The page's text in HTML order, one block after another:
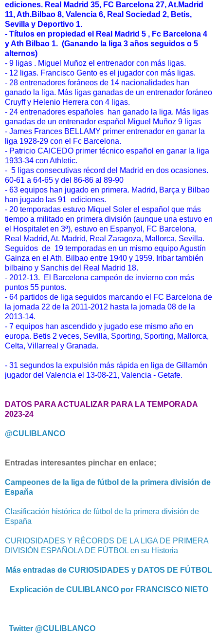
ediciones. Real Madrid 35, FC Barcelona 27, At.Madrid
11, Ath.Bilbao 8, Valencia 6, Real Sociedad 2, Betis,
Sevilla y Deportivo 1.
- Títulos en propiedad el Real Madrid 5 , Fc Barcelona 4
y Ath Bilbao 1. (Ganando la liga 3 años seguidos o 5
alternos)
- 9 ligas . Miguel Muñoz el entrenador con más ligas.
- 12 ligas. Francisco Gento es el jugador con más ligas.
- 28 entrenadores foráneos de 14 nacionalidades han
ganado la liga. Más ligas ganadas de un entrenador foráneo
Cruyff y Helenio Herrera con 4 ligas.
- 24 entrenadores españoles han ganado la liga. Más ligas
ganadas de un entrenador español Miguel Muñoz 9 ligas
- James Frances BELLAMY primer entrenador en ganar la
liga 1928-29 con el Fc Barcelona.
- Patricio CAICEDO primer técnico español en ganar la liga
1933-34 con Athletic.
- 5 ligas consecutivas récord del Madrid en dos ocasiones.
60-61 a 64-65 y del 86-86 al 89-90
- 63 equipos han jugado en primera. Madrid, Barça y Bilbao
han jugado las 91 ediciones.
- 20 temporadas estuvo Miquel Soler el español que más
tiempo a militado en primera división (aunque una estuvo en
el Hospitalet en 3ª), estuvo en Espanyol, FC Barcelona,
Real Madrid, At. Madrid, Real Zaragoza, Mallorca, Sevilla.
Seguidos de 19 temporadas en un mismo equipo Agustín
Gainza en el Ath. Bilbao entre 1940 y 1959. Iribar también
bilbaino y Sanchis del Real Madrid 18.
- 2012-13. El Barcelona campeón de invierno con más
puntos 55 puntos.
- 64 partidos de liga seguidos marcando el FC Barcelona de
la jornada 22 de la 2011-2012 hasta la jornada 08 de la
2013-14.
- 7 equipos han ascendido y jugado ese mismo año en
europa. Betis 2 veces, Sevilla, Sporting, Sporting, Mallorca,
Celta, Villarreal y Granada.
- 31 segundos la expulsión más rápida en liga de Gillamón
jugador del Valencia el 13-08-21, Valencia - Getafe.
DATOS PARA ACTUALIZAR PARA LA TEMPORADA
2023-24
@CULIBLANCO
Entradas interesantes pinchar en enlace;
Campeones de la liga de fútbol de la primera división de
España
Clasificación histórica de fútbol de la primera división de
España
CURIOSIDADES Y RÉCORDS DE LA LIGA DE PRIMERA
DIVISIÓN ESPAÑOLA DE FÚTBOL en su Historia
Más entradas de CURIOSIDADES y DATOS DE FÚTBOL
Explicación de CULIBLANCO por FRANCISCO NIETO
Twitter @CULIBLANCO